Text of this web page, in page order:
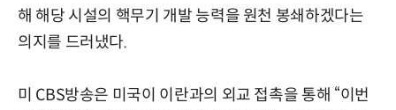
해 해당 시설의 핵무기 개발 능력을 원천 봉쇄하겠다는
의지를 드러냈다.
미 CBS방송은 미국이 이란과의 외교 접촉을 통해 “이번